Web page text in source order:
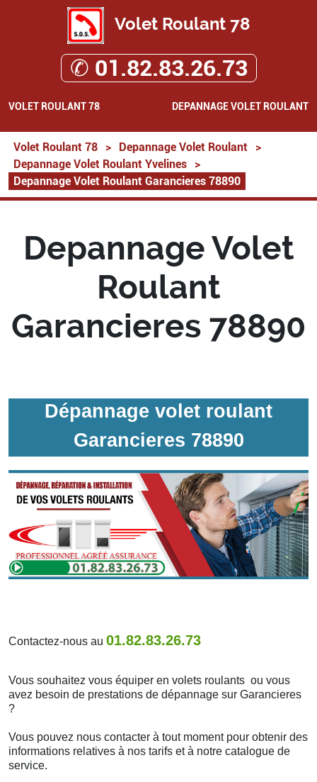
Volet Roulant 78
✆ 01.82.83.26.73
VOLET ROULANT 78 DEPANNAGE VOLET ROULANT
Volet Roulant 78 > Depannage Volet Roulant
>
Depannage Volet Roulant Yvelines
>
Depannage Volet Roulant Garancieres 78890
Depannage Volet
Roulant
Garancieres 78890
Dépannage volet roulant
Garancieres 78890
Contactez-nous au 01.82.83.26.73
Vous souhaitez vous équiper en volets roulants ou vous
avez besoin de prestations de dépannage sur Garancieres
?
Vous pouvez nous contacter à tout moment pour obtenir des
informations relatives à nos tarifs et à notre catalogue de
service.